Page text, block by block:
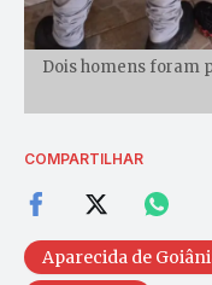
Dois homens foram
COMPARTILHAR
Aparecida de